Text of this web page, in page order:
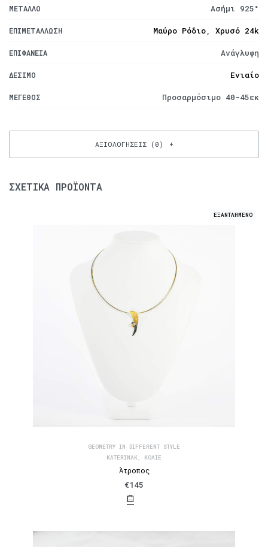
ΜΈΤΑΛΛΟ Ασήμι 925°
ΕΠΙΜΕΤΆΛΛΩΣΗ Μαύρο Ρόδιο, Χρυσό 24k
ΕΠΙΦΆΝΕΙΑ Ανάγλυφη
ΔΈΣΙΜΟ Ενιαίο
ΜΈΓΕΘΟΣ Προσαρμόσιμο 40-45εκ
ΑΞΙΟΛΟΓΉΣΕΙΣ (0)
ΣΧΕΤΙΚΆ ΠΡΟΪΌΝΤΑ
ΕΞΑΝΤΛΗΜΕΝΟ
GEOMETRY IN DIFFERENT STYLE
KATERINAK, ΚΟΛΙΈ
Άτροπος
€145